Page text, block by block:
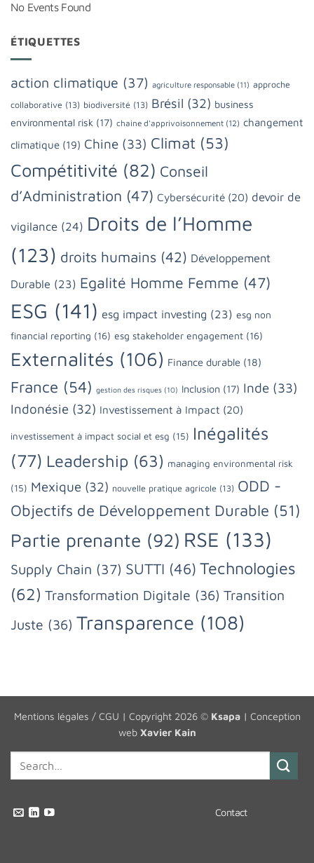
No Events Found
ÉTIQUETTES
action climatique (37) agriculture responsable (11) approche
collaborative (13) biodiversité (13) Brésil (32) business
environmental risk (17) chaine d'apprivoisonnement (12) changement
climatique (19) Chine (33) Climat (53)
Compétitivité (82) Conseil
d’Administration (47) Cybersécurité (20) devoir de
vigilance (24) Droits de l’Homme
(123) droits humains (42) Développement
Durable (23) Egalité Homme Femme (47)
ESG (141) esg impact investing (23) esg non
financial reporting (16) esg stakeholder engagement (16)
Externalités (106) Finance durable (18)
France (54) gestion des risques (10) Inclusion (17) Inde (33)
Indonésie (32) Investissement à Impact (20)
investissement à impact social et esg (15) Inégalités
(77) Leadership (63) managing environmental risk
(15) Mexique (32) nouvelle pratique agricole (13) ODD -
Objectifs de Développement Durable (51)
Partie prenante (92) RSE (133)
Supply Chain (37) SUTTI (46) Technologies
(62) Transformation Digitale (36) Transition
Juste (36) Transparence (108)
Mentions légales / CGU | Copyright 2026 © Ksapa| Conception
web Xavier Kain
Contact